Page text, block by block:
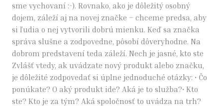
sme vychovaní :-). Rovnako, ako je dôležitý osobný
dojem, záleží aj na novej značke – chceme predsa, aby
si ľudia o nej vytvorili dobrú mienku. Keď sa značka
správa slušne a zodpovedne, pôsobí dôveryhodne. Na
dobrom predstavení teda záleží. Nech je jasné, kto ste
Zvlášť vtedy, ak uvádzate nový produkt alebo značku,
je dôležité zodpovedať si úplne jednoduché otázky: • Čo
ponúkate? O aký produkt ide? Aká je to služba?• Kto
ste? Kto je za tým? Aká spoločnosť to uvádza na trh?